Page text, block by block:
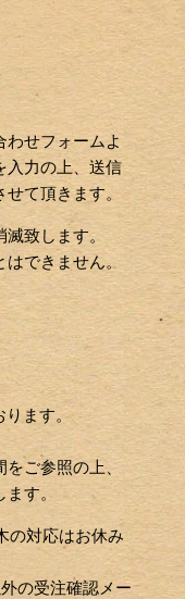
わせフォームよ
入力の上、送信
せて頂きます。
致します。
できません。
ます。
をご参照の上、
す。
の対応はお休み
の受注確認メー